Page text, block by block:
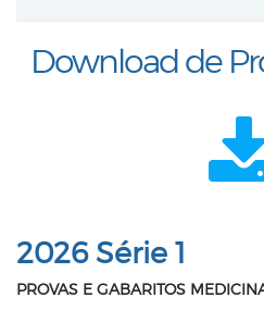
Download de
2026 Série 1
PROVAS E GABARITOS